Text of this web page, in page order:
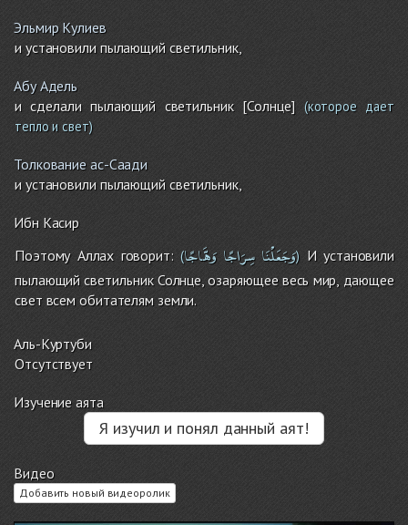
Эльмир Кулиев
и установили пылающий светильник,
Абу Адель
и сделали пылающий светиль­ник [Солнце] (которое дает
тепло и свет)
Толкование ас-Саади
и установили пылающий светильник,
Ибн Касир
Поэтому Аллах говорит:( وَجَعَلْنَا سِرَاجًا وَهَّاجًا ) И установили
пылающий светильник Солнце, озаряющее весь мир, дающее
свет всем обитателям земли.
Аль-Куртуби
Отсутствует
Изучение аята
Я изучил и понял данный аят!
Видео
Добавить новый видеоролик